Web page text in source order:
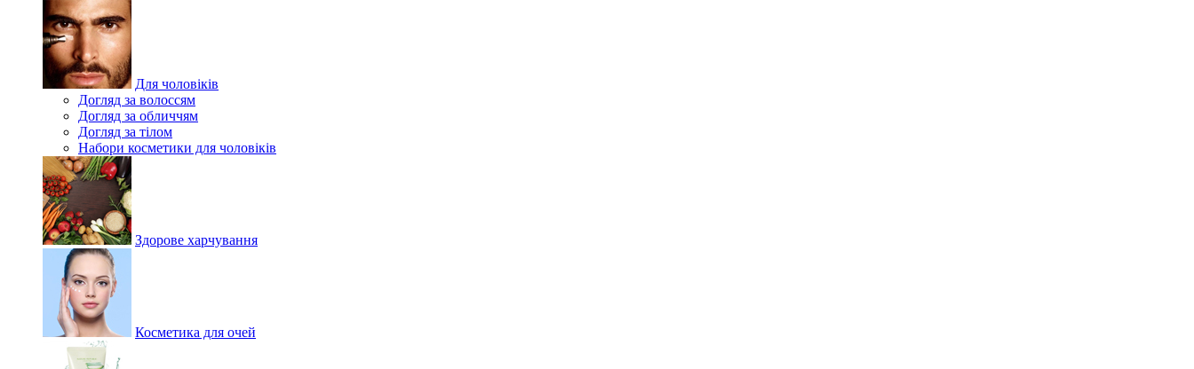
Для чоловіків
Догляд за волоссям
Догляд за обличчям
Догляд за тілом
Набори косметики для чоловіків
Здорове харчування
Косметика для очей